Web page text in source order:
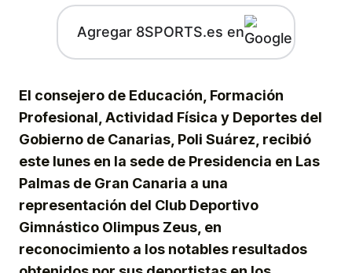
Agregar 8SPORTS.es en
El consejero de Educación, Formación
Profesional, Actividad Física y Deportes del
Gobierno de Canarias, Poli Suárez, recibió
este lunes en la sede de Presidencia en Las
Palmas de Gran Canaria a una
representación del Club Deportivo
Gimnástico Olimpus Zeus, en
reconocimiento a los notables resultados